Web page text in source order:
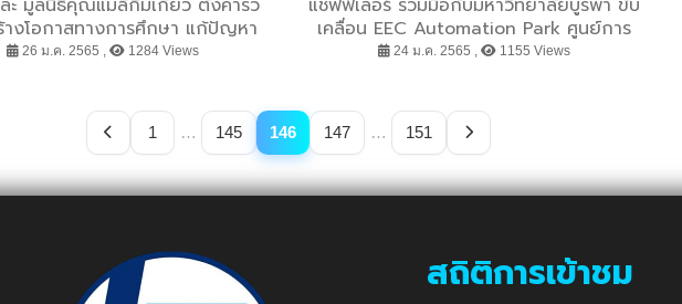
ะ มูลนิธิคุณแม่ลี้กิมเกียว ตั้งคารว
งโอกาสทางการศึกษา แก้ปัญหา
ความยากจน
26 ม.ค. 2565 , 1284 Views
แชฟฟ์เลอร์ ร่วมมือกับมหาวิทยาลัยบูรพา ขับ
เคลื่อน EEC Automation Park ศูนย์การ
เรียนรู้และฝึกอบรมแห่งใหม่สำหรับ
24 ม.ค. 2565 , 1155 Views
1 … 145 146 147 … 151
สถิติการเข้าชม